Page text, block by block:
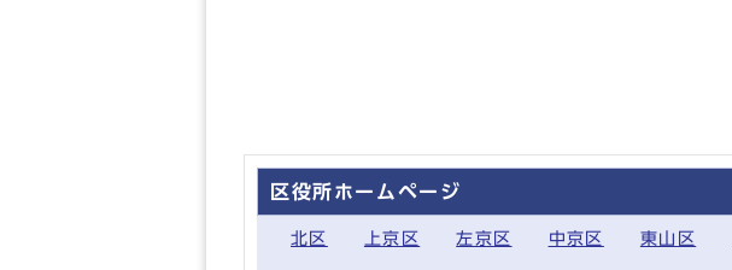
区役所ホームページ
北区 上京区 左京区 中京区 東山区